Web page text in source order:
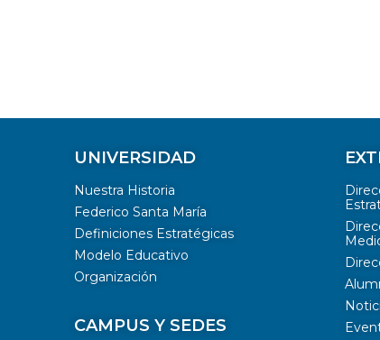
UNIVERSIDAD
Nuestra Historia
Federico Santa María
Definiciones Estratégicas
Modelo Educativo
Organización
CAMPUS Y SEDES